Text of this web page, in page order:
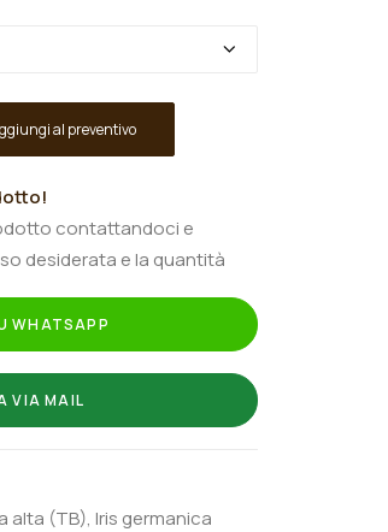
al preventivo
contattandoci e
desiderata e la quantità
WHATSAPP
VIA MAIL
alta (TB), Iris germanica